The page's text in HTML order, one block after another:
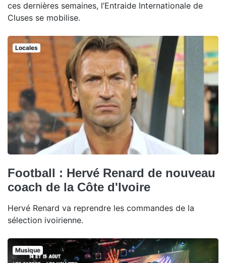
ces dernières semaines, l’Entraide Internationale de
Cluses se mobilise.
Locales
Football : Hervé Renard de nouveau
coach de la Côte d'Ivoire
Hervé Renard va reprendre les commandes de la
sélection ivoirienne.
Musique